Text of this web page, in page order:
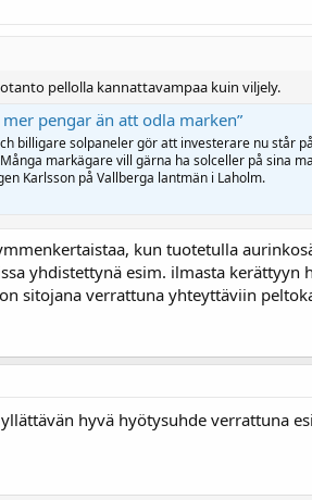
pellolla kannattavampaa kuin viljely.
mer pengar än att odla marken”
billigare solpaneler gör att investerare nu står
markägare vill gärna ha solceller på sina
Karlsson på Vallberga lantmän i Laholm.
kun tuotetulla
yhdistettynä esim. ilmasta
sitojana verrattuna yhteyttäviin
hyvä hyötysuhde verrattuna